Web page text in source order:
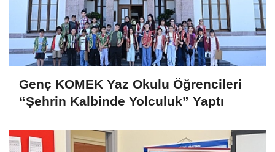
Genç KOMEK Yaz Okulu Öğrencileri
“Şehrin Kalbinde Yolculuk” Yaptı